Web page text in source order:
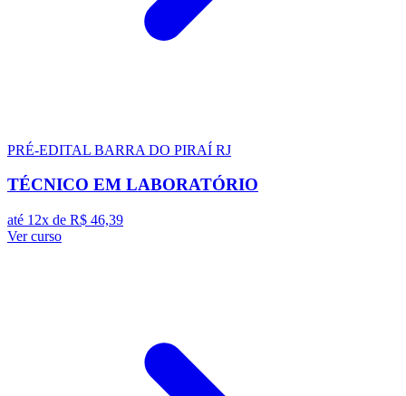
PRÉ-EDITAL BARRA DO PIRAÍ RJ
TÉCNICO EM LABORATÓRIO
até 12x de R$ 46,39
Ver curso